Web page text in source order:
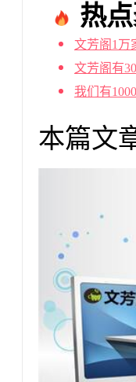
热
文芳阁1万
文芳阁有
我们有
本篇文